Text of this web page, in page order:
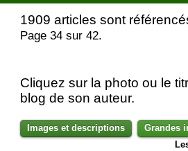
1909 articles sont
Page 34 sur 42.
Cliquez sur la photo ou le
blog de son auteur.
Images et descriptions Grandes